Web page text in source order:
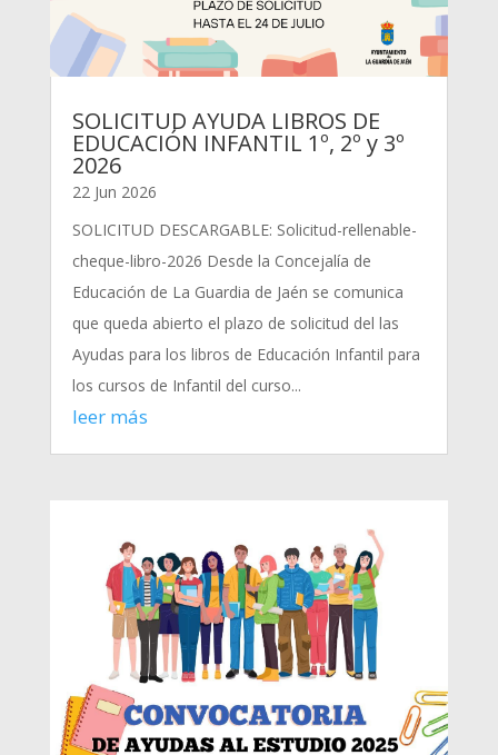
SOLICITUD AYUDA LIBROS DE
EDUCACIÓN INFANTIL 1º, 2º y 3º
2026
22 Jun 2026
SOLICITUD DESCARGABLE: Solicitud-rellenable-
cheque-libro-2026 Desde la Concejalía de
Educación de La Guardia de Jaén se comunica
que queda abierto el plazo de solicitud del las
Ayudas para los libros de Educación Infantil para
los cursos de Infantil del curso...
leer más